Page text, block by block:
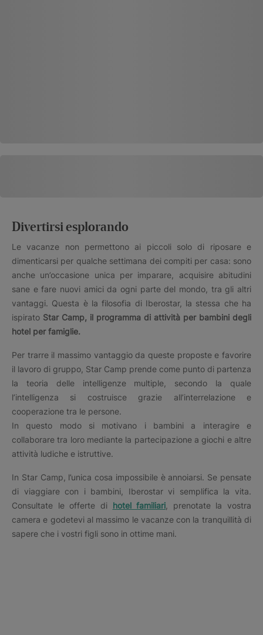
Divertirsi esplorando
Le vacanze non permettono ai piccoli solo di riposare e
dimenticarsi per qualche settimana dei compiti per casa: sono
anche un’occasione unica per imparare, acquisire abitudini
sane e fare nuovi amici da ogni parte del mondo, tra gli altri
vantaggi. Questa è la filosofia di Iberostar, la stessa che ha
ispirato Star Camp, il programma di attività per bambini degli
hotel per famiglie.
Per trarre il massimo vantaggio da queste proposte e favorire
il lavoro di gruppo, Star Camp prende come punto di partenza
la teoria delle intelligenze multiple, secondo la quale
l’intelligenza si costruisce grazie all’interrelazione e
cooperazione tra le persone.
In questo modo si motivano i bambini a interagire e
collaborare tra loro mediante la partecipazione a giochi e altre
attività ludiche e istruttive.
In Star Camp, l’unica cosa impossibile è annoiarsi. Se pensate
di viaggiare con i bambini, Iberostar vi semplifica la vita.
Consultate le offerte di hotel familiari , prenotate la vostra
camera e godetevi al massimo le vacanze con la tranquillità di
sapere che i vostri figli sono in ottime mani.